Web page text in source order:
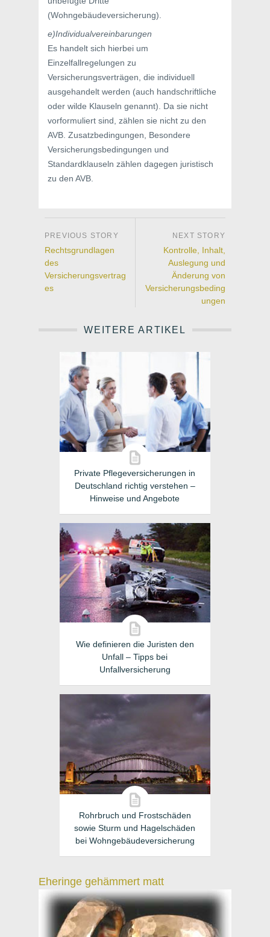
(Wohngebäudeversicherung).
e)Individualvereinbarungen
Es handelt sich hierbei um
Einzelfallregelungen zu
Versicherungsverträgen, die individuell
ausgehandelt werden (auch handschriftliche
oder wilde Klauseln genannt). Da sie nicht
vorformuliert sind, zählen sie nicht zu den
AVB. Zusatzbedingungen, Besondere
Versicherungsbedingungen und
Standardklauseln zählen dagegen juristisch
zu den AVB.
Rechtsgrundlagen
des
Versicherungsvertrag
es
Kontrolle, Inhalt,
Auslegung und
Änderung von
Versicherungsbeding
ungen
WEITERE ARTIKEL
Private Pflegeversicherungen in
Deutschland richtig verstehen –
Hinweise und Angebote
Wie definieren die Juristen den
Unfall – Tipps bei
Unfallversicherung
Rohrbruch und Frostschäden
sowie Sturm und Hagelschäden
bei Wohngebäudeversicherung
Eheringe gehämmert matt